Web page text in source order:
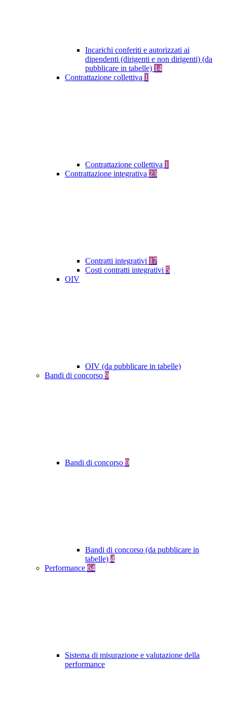
Incarichi conferiti e autorizzati ai
dipendenti (dirigenti e non dirigenti) (da
pubblicare in tabelle) 14
Contrattazione collettiva 1
Contrattazione collettiva 1
Contrattazione integrativa 23
Contratti integrativi 17
Costi contratti integrativi 5
OIV
OIV (da pubblicare in tabelle)
Bandi di concorso 9
Bandi di concorso 9
Bandi di concorso (da pubblicare in
tabelle) 4
Performance 64
Sistema di misurazione e valutazione della
performance